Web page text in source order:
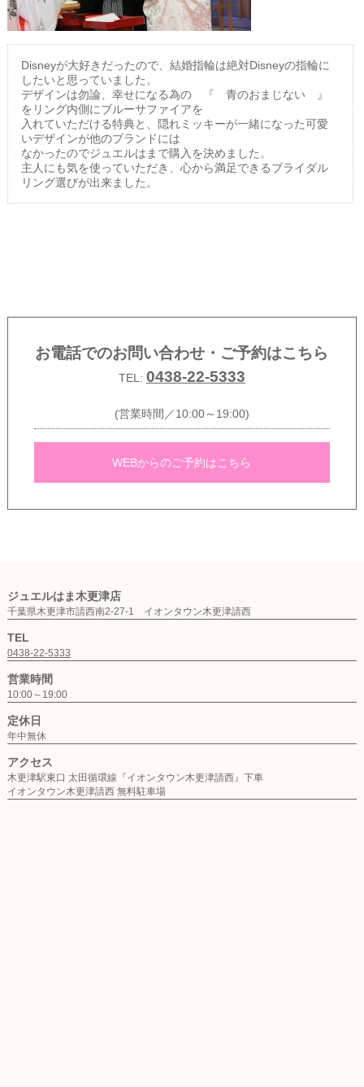
Disneyが大好きだったので、結婚指輪は絶対Disneyの指輪に
したいと思っていました。
デザインは勿論、幸せになる為の 『 青のおまじない 』
をリング内側にブルーサファイアを
入れていただける特典と、隠れミッキーが一緒になった可愛
いデザインが他のブランドには
なかったのでジュエルはまで購入を決めました。
主人にも気を使っていただき、心から満足できるブライダル
リング選びが出来ました。
お電話でのお問い合わせ・ご予約はこちら
TEL: 0438-22-5333
(営業時間／10:00～19:00)
WEBからのご予約はこちら
ジュエルはま木更津店
千葉県木更津市請西南2-27-1 イオンタウン木更津請西
TEL
0438-22-5333
営業時間
10:00～19:00
定休日
年中無休
アクセス
木更津駅東口 太田循環線『イオンタウン木更津請西』下車
イオンタウン木更津請西 無料駐車場